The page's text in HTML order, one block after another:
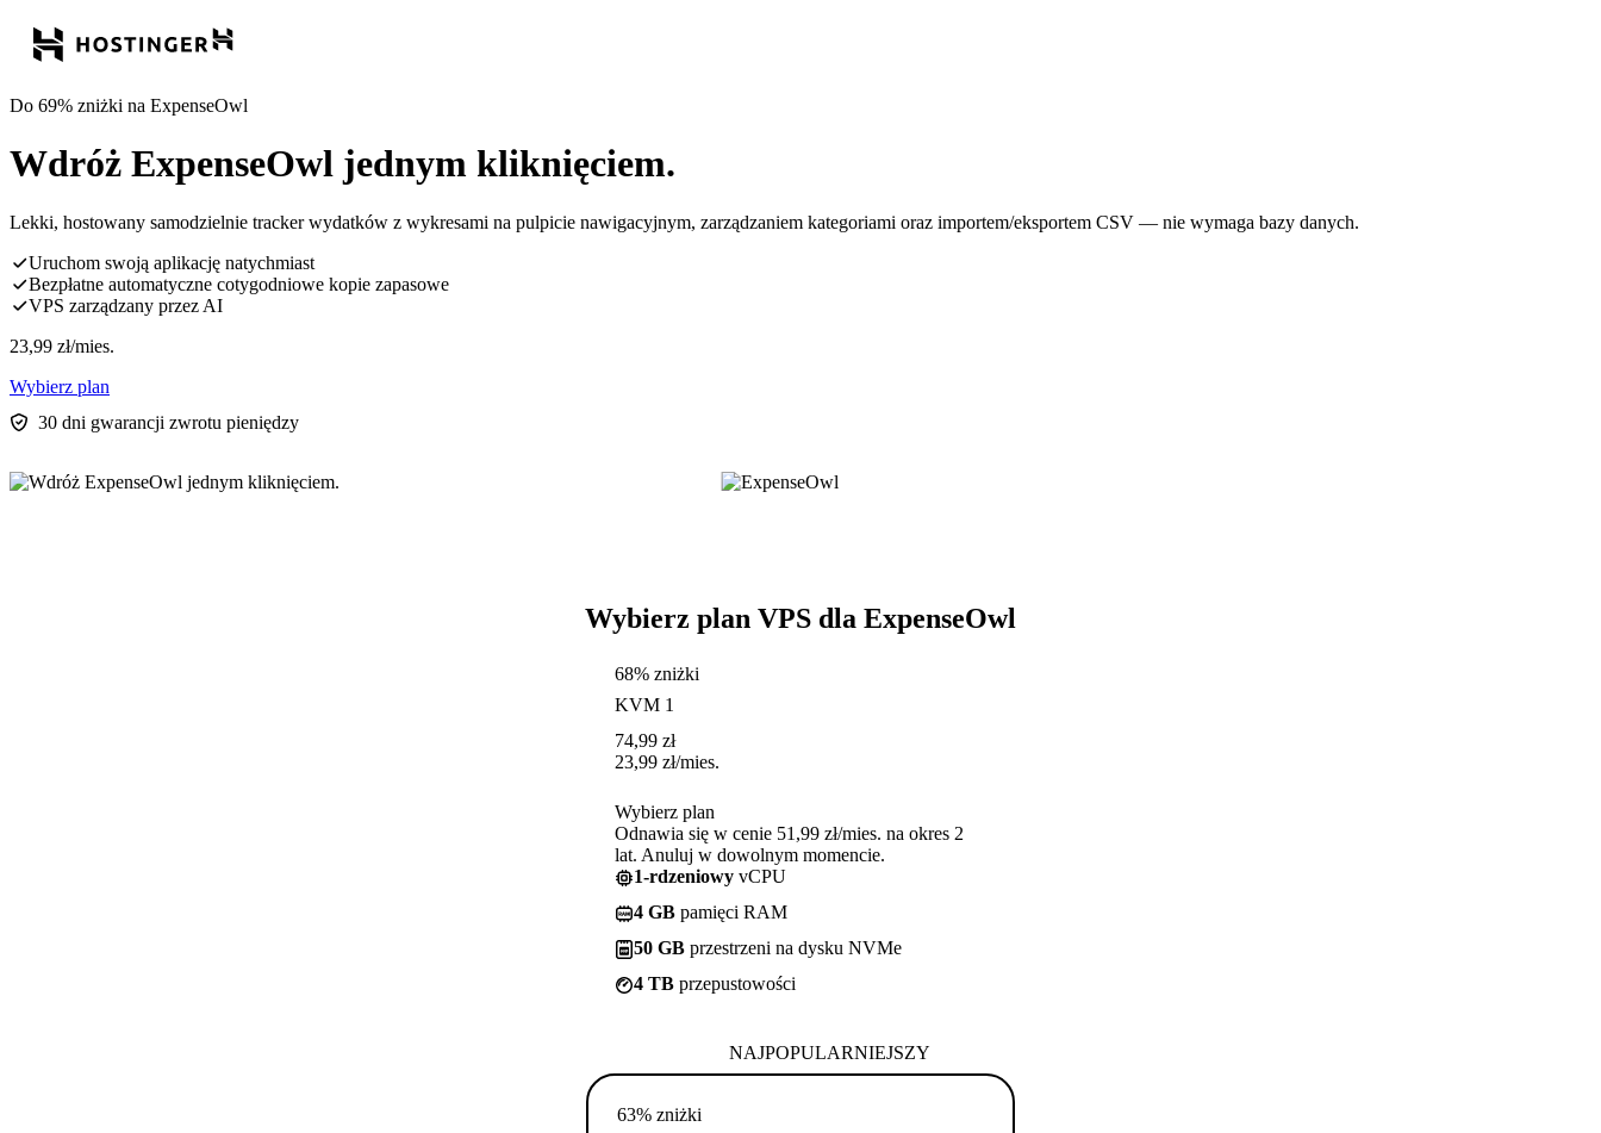
Do 69% zniżki na ExpenseOwl
Wdróż ExpenseOwl jednym kliknięciem.
Lekki, hostowany samodzielnie tracker wydatków z wykresami na pulpicie nawigacyjnym, zarządzaniem kategoriami oraz importem/eksportem CSV — nie wymaga bazy danych.
Uruchom swoją aplikację natychmiast
Bezpłatne automatyczne cotygodniowe kopie zapasowe
VPS zarządzany przez AI
23,99 zł/mies.
Wybierz plan
30 dni gwarancji zwrotu pieniędzy
Wybierz plan VPS dla ExpenseOwl
68% zniżki
KVM 1
74,99 zł
23,99 zł/mies.
Wybierz plan
Odnawia się w cenie 51,99 zł/mies. na okres 2
lat. Anuluj w dowolnym momencie.
1-rdzeniowy vCPU
4 GB pamięci RAM
50 GB przestrzeni na dysku NVMe
4 TB przepustowości
NAJPOPULARNIEJSZY
63% zniżki